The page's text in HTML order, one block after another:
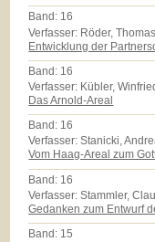
Band: 16
Verfasser: Röder, Thomas
Entwicklung der
Band: 16
Verfasser: Kübler,
Das Arnold-Areal
Band: 16
Verfasser: Stanicki,
Vom Haag-Areal zum
Band: 16
Verfasser: Stammler,
Gedanken zum Entwurf
Band: 15